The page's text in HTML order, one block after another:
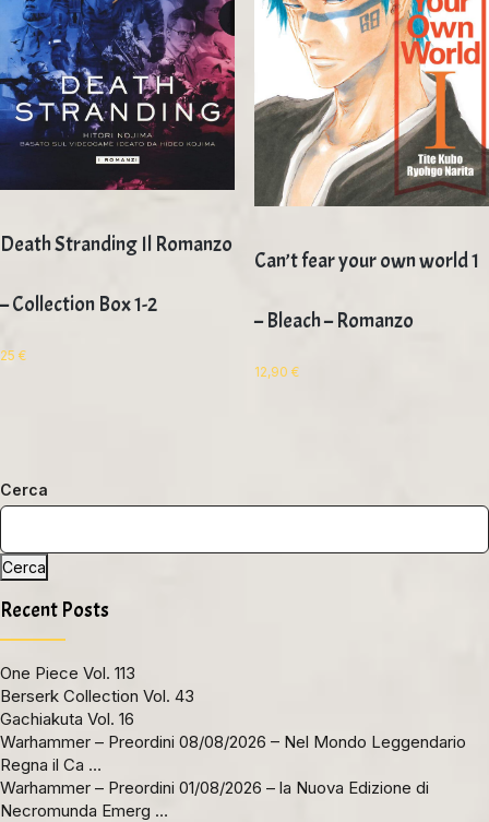
Death Stranding Il Romanzo
– Collection Box 1-2
25 €
Can’t fear your own world 1
– Bleach – Romanzo
12,90 €
Cerca
Cerca
Recent Posts
One Piece Vol. 113
Berserk Collection Vol. 43
Gachiakuta Vol. 16
Warhammer – Preordini 08/08/2026 – Nel Mondo Leggendario
Regna il Ca …
Warhammer – Preordini 01/08/2026 – la Nuova Edizione di
Necromunda Emerg …